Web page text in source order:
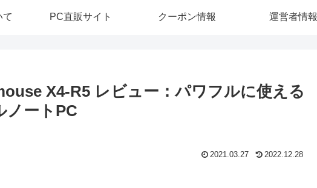
て PC直販サイト クーポン情報 運営者情報
X4-R5 レビュー：パワフルに使える
ノートPC
2021.03.27 2022.12.28